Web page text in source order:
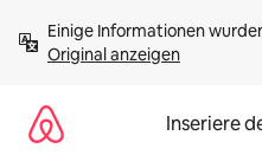
Inhalten
springenOriginal anzeigen
Inseriere